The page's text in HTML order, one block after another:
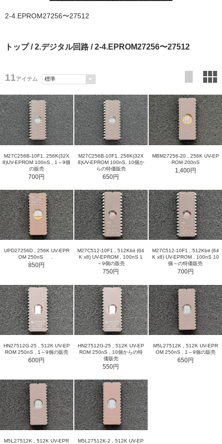
2-4.EPROM27256〜27512
トップ/2.デジタル回路 / 2-4.EPROM27256〜27512
11アイテム
M27C256B-10F1, 256K(32X
8)UV-EPROM 100nS , 1～9個
の販売
700円
M27C256B-10F1, 256K(32X
8)UV-EPROM 100nS, 10個か
らの特価販売
650円
MBM27256-20 , 256K UV-EP
ROM 200nS
1,400円
UPD27256D , 256K UV-EPR
OM 250nS ．
850円
M27C512-10F1 , 512Kbit (64
K x8) UV-EPROM , 100nS 1
～9個の販売
750円
M27C512-10F1 , 512Kbit (64
K x8) UV-EPROM , 100nS 10
個～の特価販売
700円
HN27512G-25 , 512K UV-EP
ROM 250nS , 1～9個の販売
600円
HN27512G-25 , 512K UV-EP
ROM 250nS , 10個からの特
価販売
550円
M5L27512K , 512K UV-EPR
OM 250nS , 1～9個の販売
650円
M5L27512K , 512K UV-EPR M5L27512K-2 , 512K UV-EP